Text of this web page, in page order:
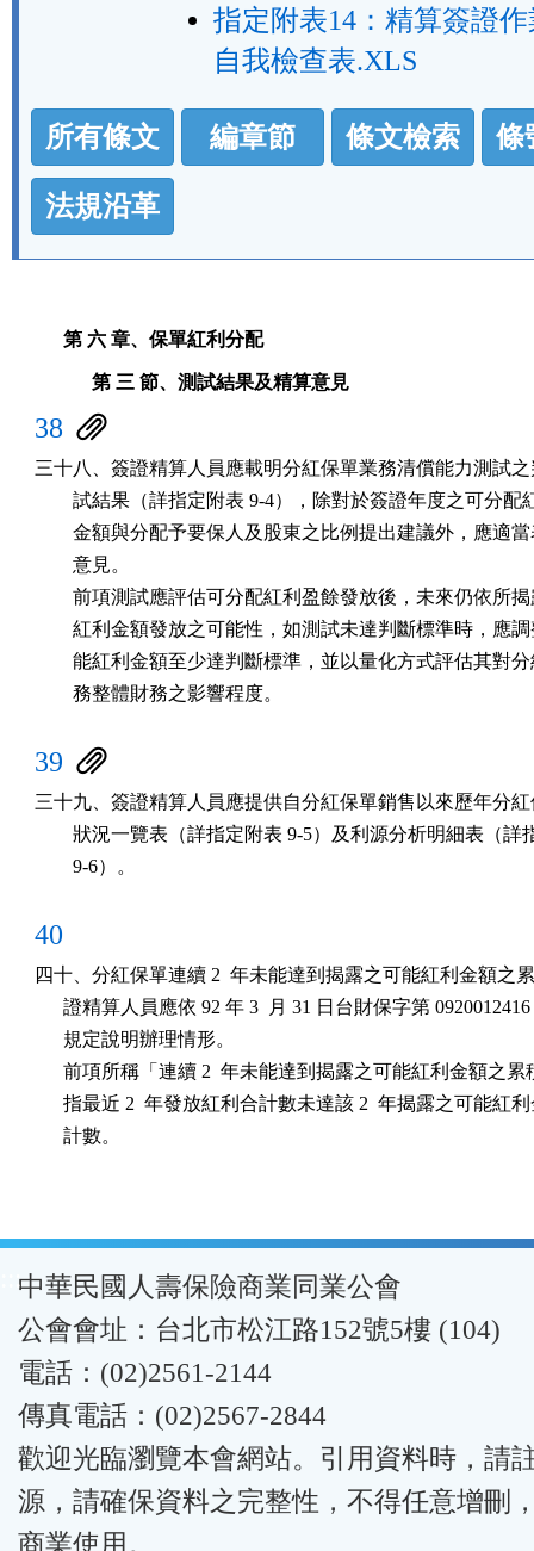
指定附表14：精算簽證
自我檢查表.XLS
法
規
功
能
按
所有條文 編章節 條文檢索 條
法規沿革
第 六 章、保單紅利分配
第 三 節、測試結果及精算意見
38
三十八、簽證精算人員應載明分紅保單業務清償能力測試
試結果（詳指定附表 9-4），除對於簽證年度之可分配
金額與分配予要保人及股東之比例提出建議外，應適
        意見。
前項測試應評估可分配紅利盈餘發放後，未來仍依所
紅利金額發放之可能性，如測試未達判斷標準時，應
能紅利金額至少達判斷標準，並以量化方式評估其對
        務整體財務之影響程度。
39
三十九、簽證精算人員應提供自分紅保單銷售以來歷年分
狀況一覽表（詳指定附表 9-5）及利源分析明細表（詳
        9-6）。
40
四十、分紅保單連續 2  年未能達到揭露之可能紅利金額之
證精算人員應依 92 年 3  月 31 日台財保字第
      規定說明辦理情形。
前項所稱「連續 2  年未能達到揭露之可能紅利金額之
指最近 2  年發放紅利合計數未達該 2  年揭露之可能紅
      計數。
:::中華民國人壽保險商業同業公會
公會會址：台北市松江路152號5樓 (104)
電話：(02)2561-2144
傳真電話：(02)2567-2844
歡迎光臨瀏覽本會網站。引用資料時，請
源，請確保資料之完整性，不得任意增刪
商業使用。